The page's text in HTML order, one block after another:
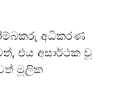
අධිකරණ
එය අසාර්ථක වූ
මූලික